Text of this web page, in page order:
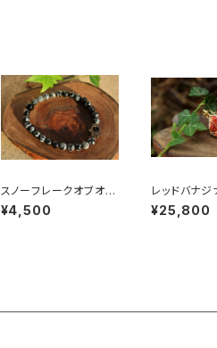
スノーフレークオブオブ
シディアン6mm ハム
サハンド
¥4,500
レッドバナ
体に活力を
生の荒波に
¥25,800